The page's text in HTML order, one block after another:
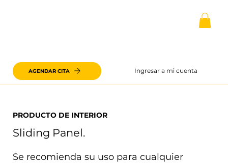
Ingresar a mi cuenta
AGENDAR CITA
Sliding Panel.
PRODUCTO DE INTERIOR
Se recomienda su uso para cualquier